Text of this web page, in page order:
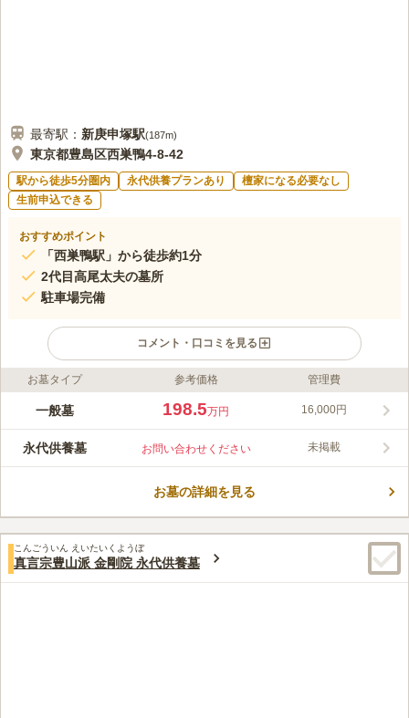
最寄駅： 新庚申塚駅(187m)
東京都豊島区西巣鴨4-8-42
駅から徒歩5分圏内 永代供養プランあり
檀家になる必要なし
生前申込できる
おすすめポイント
「西巣鴨駅」から徒歩約1分
2代目高尾太夫の墓所
駐車場完備
コメント・口コミを見る
ライフドット編集部のコメント
この寺院は、屋根が低く奥に広がるような造りをしており、趣が
あり、故人との時間をゆっくりと過ごすことができます。 都営
三田線「西巣鴨駅」から徒歩1分と、アクセス良好です。 駐車場
参りの際も安心です。
この霊園はまだ誰からも評価されていません。
お墓タイプ 参考価格 管理費
一般墓 198.5万円 16,000円
永代供養墓 お問い合わせください 未掲載
お墓の詳細を見る
こんごういん えいたいくようぼ
真言宗豊山派 金剛院 永代供養墓